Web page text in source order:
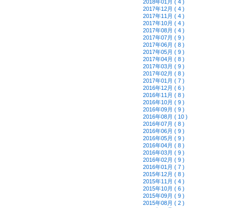
2018年01月 ( 4 )
2017年12月 ( 4 )
2017年11月 ( 4 )
2017年10月 ( 4 )
2017年08月 ( 4 )
2017年07月 ( 9 )
2017年06月 ( 8 )
2017年05月 ( 9 )
2017年04月 ( 8 )
2017年03月 ( 9 )
2017年02月 ( 8 )
2017年01月 ( 7 )
2016年12月 ( 6 )
2016年11月 ( 8 )
2016年10月 ( 9 )
2016年09月 ( 9 )
2016年08月 ( 10 )
2016年07月 ( 8 )
2016年06月 ( 9 )
2016年05月 ( 9 )
2016年04月 ( 8 )
2016年03月 ( 9 )
2016年02月 ( 9 )
2016年01月 ( 7 )
2015年12月 ( 8 )
2015年11月 ( 4 )
2015年10月 ( 6 )
2015年09月 ( 9 )
2015年08月 ( 2 )